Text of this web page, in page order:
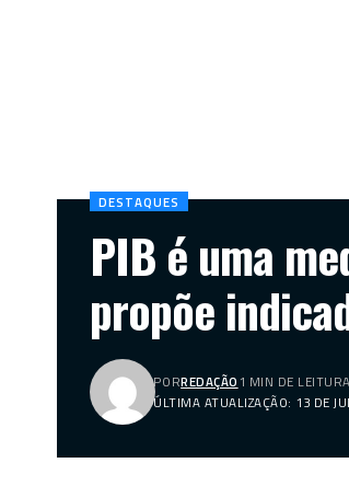
DESTAQUES
PIB é uma
propõe
ÚLTIMA ATUALIZAÇÃO: 13 DE
PORREDAÇÃO 1 MIN DE LEITURA